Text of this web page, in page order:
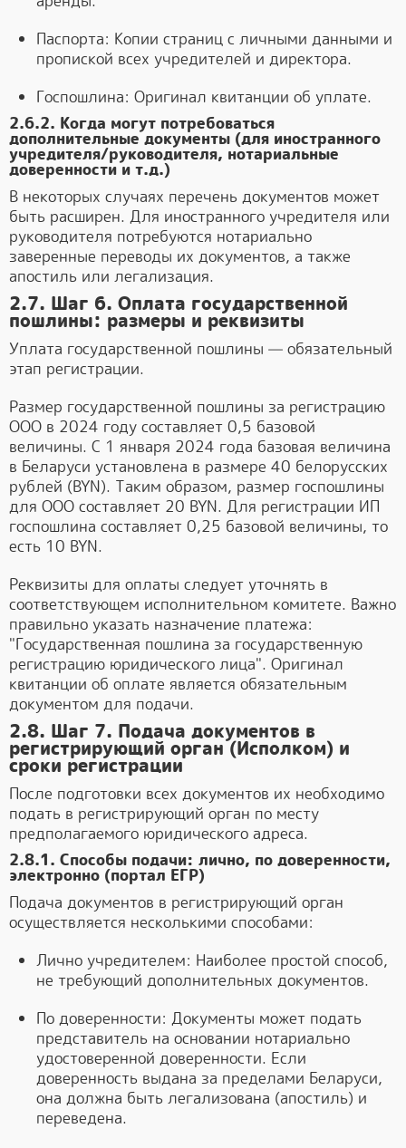
Паспорта: Копии страниц с личными данными и
пропиской всех учредителей и директора.
Госпошлина: Оригинал квитанции об уплате.
2.6.2. Когда могут потребоваться
дополнительные документы (для иностранного
учредителя/руководителя, нотариальные
доверенности и т.д.)
В некоторых случаях перечень документов может
быть расширен. Для иностранного учредителя или
руководителя потребуются нотариально
заверенные переводы их документов, а также
апостиль или легализация.
2.7. Шаг 6. Оплата государственной
пошлины: размеры и реквизиты
Уплата государственной пошлины — обязательный
этап регистрации.
Размер государственной пошлины за регистрацию
ООО в 2024 году составляет 0,5 базовой
величины. С 1 января 2024 года базовая величина
в Беларуси установлена в размере 40 белорусских
рублей (BYN). Таким образом, размер госпошлины
для ООО составляет 20 BYN. Для регистрации ИП
госпошлина составляет 0,25 базовой величины, то
есть 10 BYN.
Реквизиты для оплаты следует уточнять в
соответствующем исполнительном комитете. Важно
правильно указать назначение платежа:
"Государственная пошлина за государственную
регистрацию юридического лица". Оригинал
квитанции об оплате является обязательным
документом для подачи.
2.8. Шаг 7. Подача документов в
регистрирующий орган (Исполком) и
сроки регистрации
После подготовки всех документов их необходимо
подать в регистрирующий орган по месту
предполагаемого юридического адреса.
2.8.1. Способы подачи: лично, по доверенности,
электронно (портал ЕГР)
Подача документов в регистрирующий орган
осуществляется несколькими способами:
Лично учредителем: Наиболее простой способ,
не требующий дополнительных документов.
По доверенности: Документы может подать
представитель на основании нотариально
удостоверенной доверенности. Если
доверенность выдана за пределами Беларуси,
она должна быть легализована (апостиль) и
переведена.